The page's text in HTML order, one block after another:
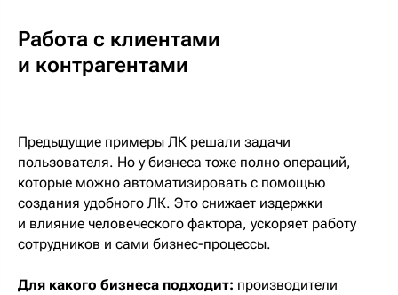
Работа с клиентами
и контрагентами
Предыдущие примеры ЛК решали задачи
пользователя. Но у бизнеса тоже полно операций,
которые можно автоматизировать с помощью
создания удобного ЛК. Это снижает издержки
и влияние человеческого фактора, ускоряет работу
сотрудников и сами бизнес-процессы.
Для какого бизнеса подходит: производители